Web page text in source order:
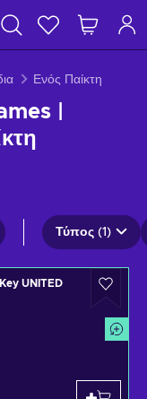
Ενός Παίκτη
|
Τύπος (1)
UNITED